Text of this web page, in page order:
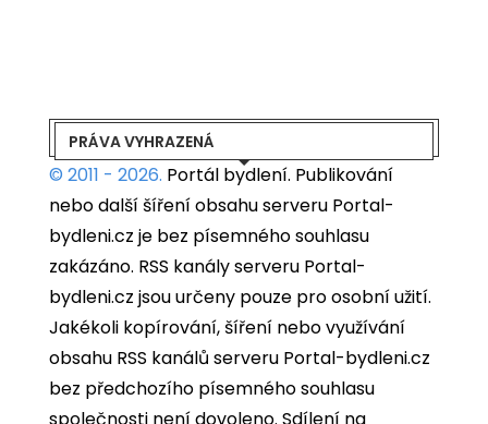
PRÁVA VYHRAZENÁ
© 2011 - 2026. Portál bydlení. Publikování
nebo další šíření obsahu serveru Portal-
bydleni.cz je bez písemného souhlasu
zakázáno. RSS kanály serveru Portal-
bydleni.cz jsou určeny pouze pro osobní užití.
Jakékoli kopírování, šíření nebo využívání
obsahu RSS kanálů serveru Portal-bydleni.cz
bez předchozího písemného souhlasu
společnosti není dovoleno. Sdílení na